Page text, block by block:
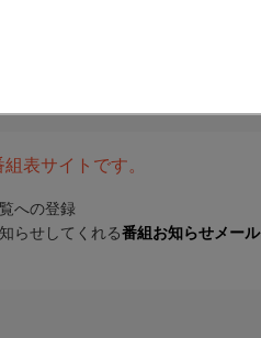
表サイトです。
への登録
らせしてくれる番組お知らせメール